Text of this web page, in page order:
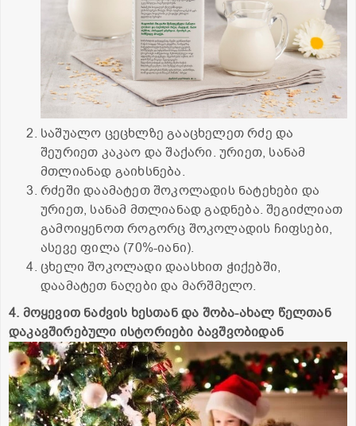
საშუალო ცეცხლზე გააცხელეთ რძე და
შეურიეთ კაკაო და შაქარი. ურიეთ, სანამ
მთლიანად გაიხსნება.
რძეში დაამატეთ შოკოლადის ნატეხები და
ურიეთ, სანამ მთლიანად გადნება. შეგიძლიათ
გამოიყენოთ როგორც შოკოლადის ჩიფსები,
ასევე ფილა (70%-იანი).
ცხელი შოკოლადი დაასხით ჭიქებში,
დაამატეთ ნაღები და მარშმელო.
4. მოყევით ნაძვის ხესთან და შობა-ახალ წელთან
დაკავშირებული ისტორიები ბავშვობიდან